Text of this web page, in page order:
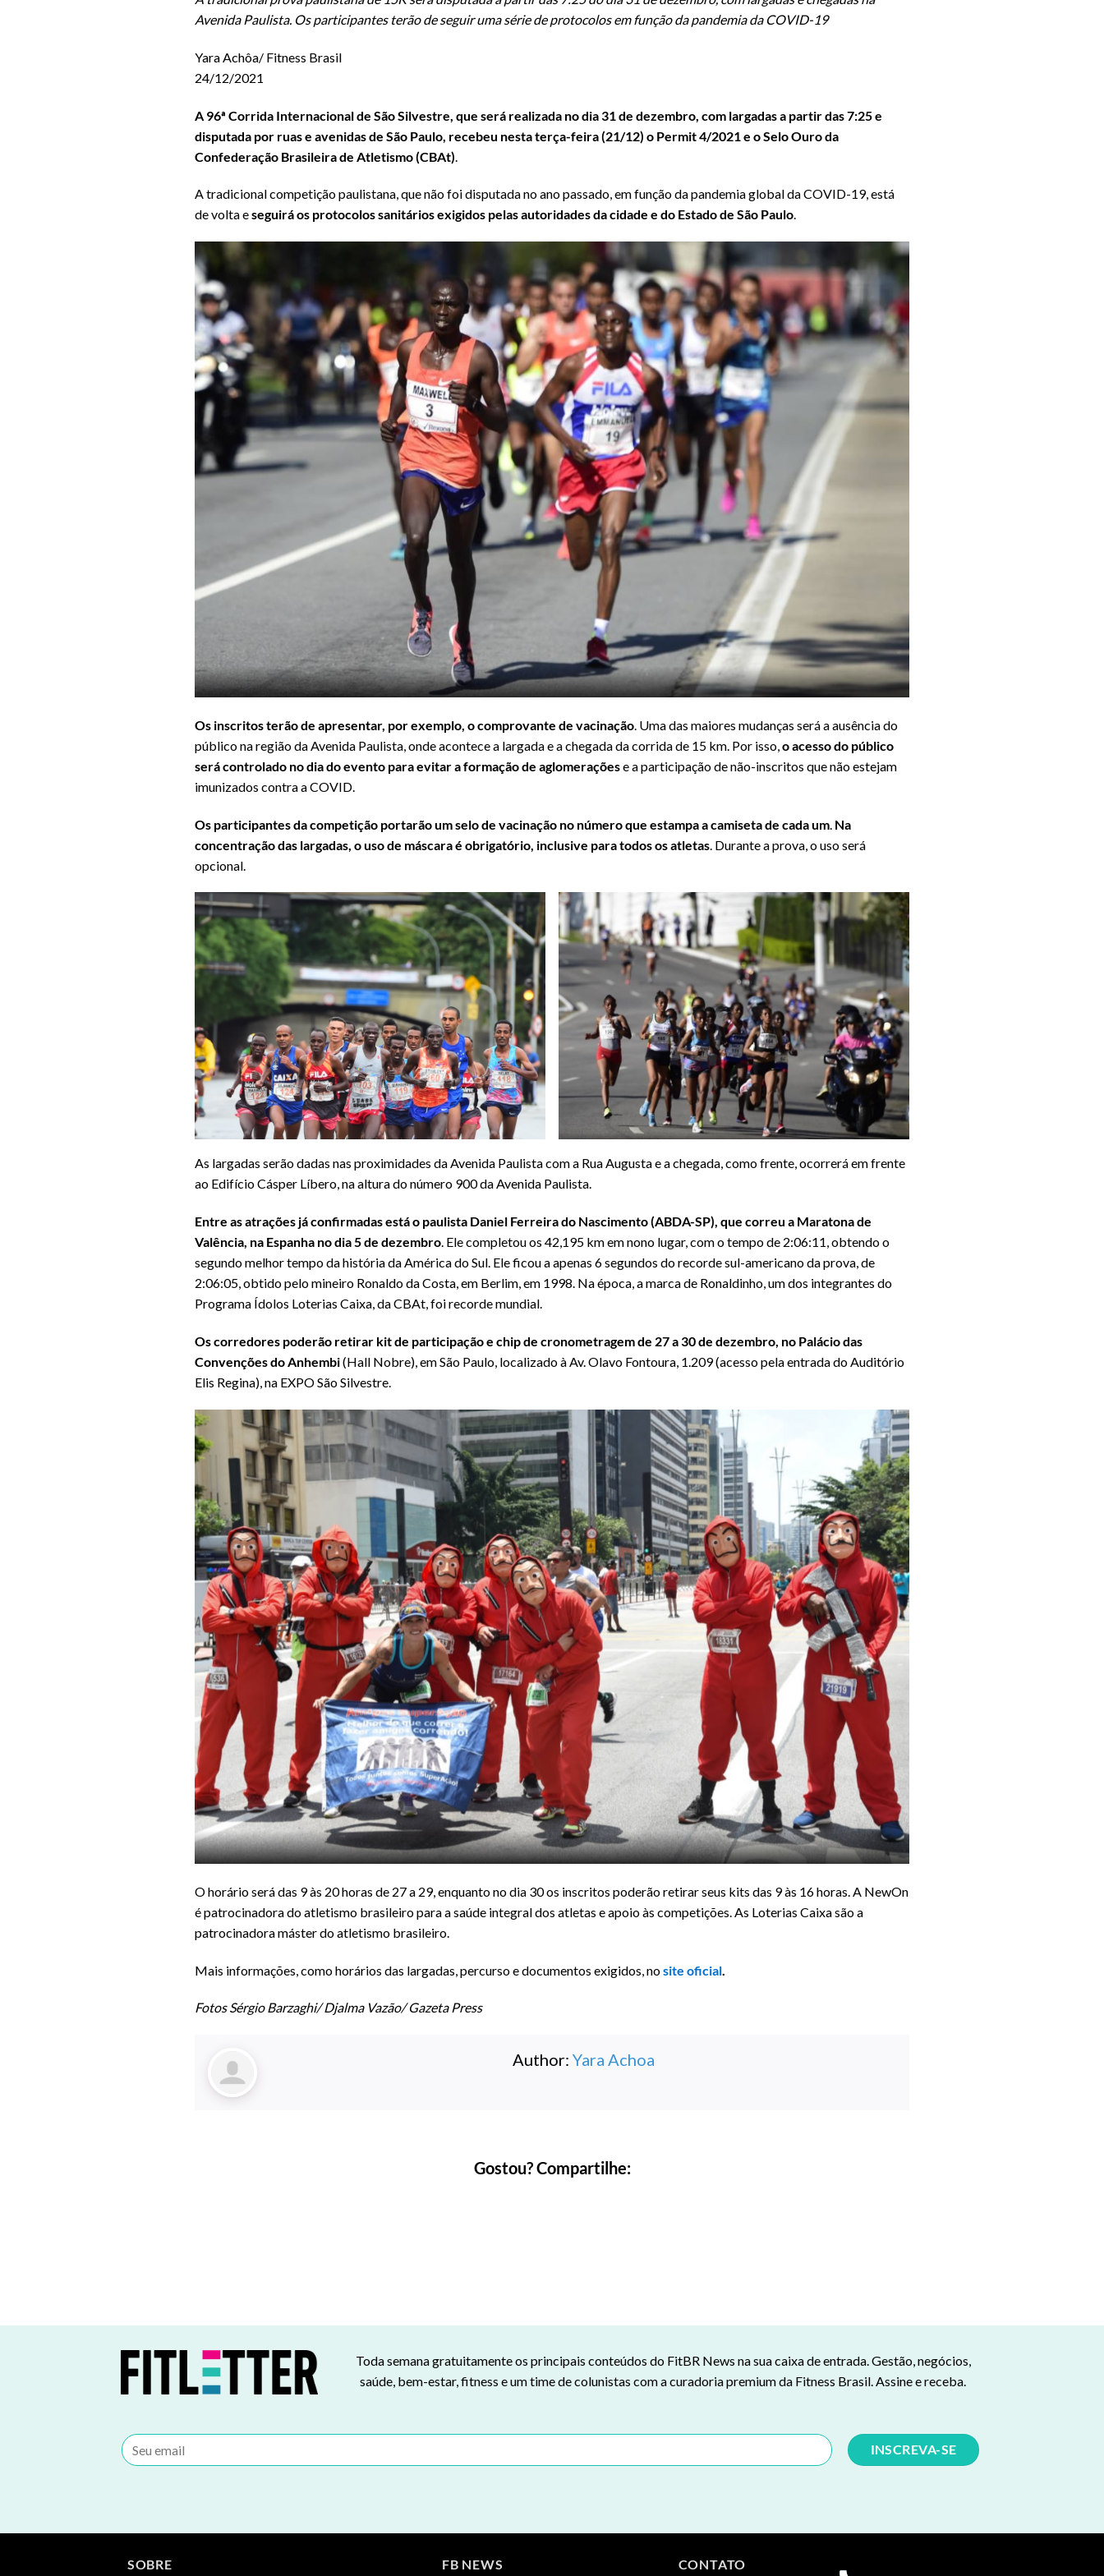
Avenida Paulista. Os participantes terão de seguir uma série de protocolos em função da pandemia da COVID-19
Yara Achôa/ Fitness Brasil
24/12/2021
A 96ª Corrida Internacional de São Silvestre, que será realizada no dia 31 de dezembro, com largadas a partir das 7:25 e
disputada por ruas e avenidas de São Paulo, recebeu nesta terça-feira (21/12) o Permit 4/2021 e o Selo Ouro da
Confederação Brasileira de Atletismo (CBAt)
A tradicional competição paulistana, que não foi disputada no ano passado, em função da pandemia global da COVID-19, está
de volta eseguirá os protocolos sanitários exigidos pelas autoridades da cidade e do Estado de São Paulo.
Os inscritos terão de apresentar, por exemplo, o comprovante de vacinação. Uma das maiores mudanças será a ausência do
público na região da Avenida Paulista, onde acontece a largada e a chegada da corrida de 15 km. Por isso,o acesso do público
será controlado no dia do evento para evitar a formação de aglomeraçõese a participação de não-inscritos que não estejam
imunizados contra a COVID.
Os participantes da competição portarão um selo de vacinação no número que estampa a camiseta de cada um Na
concentração das largadas, o uso de máscara é obrigatório, inclusive para todos os atletas . Durante a prova, o uso será
opcional.
As largadas serão dadas nas proximidades da Avenida Paulista com a Rua Augusta e a chegada, como frente, ocorrerá em frente
ao Edifício Cásper Líbero, na altura do número 900 da Avenida Paulista.
Entre as atrações já confirmadas está o paulista Daniel Ferreira do Nascimento (ABDA-SP), que correu a Maratona de
Valência, na Espanha no dia 5 de dezembro. Ele completou os 42,195 km em nono lugar, com o tempo de 2:06:11, obtendo o
segundo melhor tempo da história da América do Sul. Ele ficou a apenas 6 segundos do recorde sul-americano da prova, de
2:06:05, obtido pelo mineiro Ronaldo da Costa, em Berlim, em 1998. Na época, a marca de Ronaldinho, um dos integrantes do
Programa Ídolos Loterias Caixa, da CBAt, foi recorde mundial.
Os corredores poderão retirar kit de participação e chip de cronometragem de 27 a 30 de dezembro, no Palácio das
Convenções do Anhembi(Hall Nobre), em São Paulo, localizado à Av. Olavo Fontoura, 1.209 (acesso pela entrada do Auditório
Elis Regina), na EXPO São Silvestre.
O horário será das 9 às 20 horas de 27 a 29, enquanto no dia 30 os inscritos poderão retirar seus kits das 9 às 16 horas. A NewOn
é patrocinadora do atletismo brasileiro para a saúde integral dos atletas e apoio às competições. As Loterias Caixa são a
patrocinadora máster do atletismo brasileiro.
Mais informações, como horários das largadas, percurso e documentos exigidos, nosite oficial
Fotos Sérgio Barzaghi/ Djalma Vazão/ Gazeta Press
Author: Yara Achoa
Gostou? Compartilhe:
Toda semana gratuitamente os principais conteúdos do FitBR News na sua caixa de entrada. Gestão, negócios,
saúde, bem-estar, fitness e um time de colunistas com a curadoria premium da Fitness Brasil. Assine e receba.
SOBRE FB NEWS CONTATO